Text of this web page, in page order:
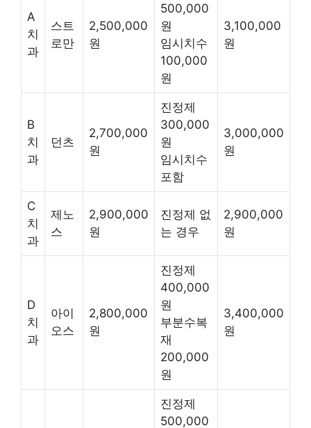
A
치
과
스트
로만
2,500,000
원
500,000
원
임시치수
100,000
원
3,100,000
원
B
치
과
던츠
2,700,000
원
진정제
300,000
원
임시치수
포함
3,000,000
원
C
치
과
제노
스
2,900,000
원
진정제 없
는 경우
2,900,000
원
D
치
과
아이
오스
2,800,000
원
진정제
400,000
원
부분수복
재
200,000
원
3,400,000
원
진정제
500,000